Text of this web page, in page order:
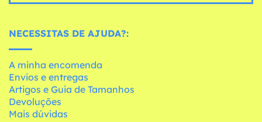
NECESSITAS DE AJUDA?:
A minha encomenda
Envios e entregas
Artigos e Guia de Tamanhos
Devoluções
Mais dúvidas